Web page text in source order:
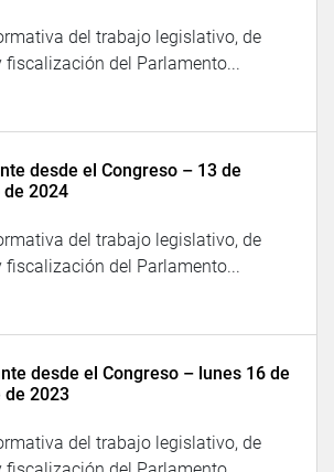
del trabajo legislativo, de
fiscalización del Parlamento...
desde el Congreso – 13 de
2024
del trabajo legislativo, de
fiscalización del Parlamento...
desde el Congreso – lunes 16 de
de 2023
del trabajo legislativo, de